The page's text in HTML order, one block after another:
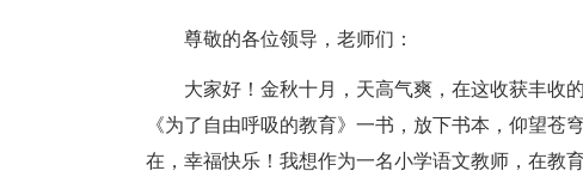
尊敬的各位领导，老师们：
大家好！金秋十月，天高气爽，在这收获丰收
《为了自由呼吸的教育》一书，放下书本，仰望
在，幸福快乐！我想作为一名小学语文教师，在教